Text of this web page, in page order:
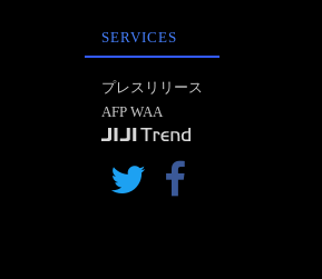
SERVICES
プレスリリース
AFP WAA